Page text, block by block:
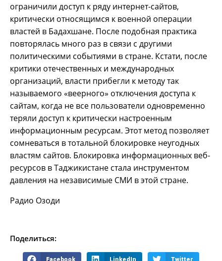
ограничили доступ к ряду интернет-сайтов,
критически относящимся к военной операции
властей в Бадахшане. После подобная практика
повторялась много раз в связи с другими
политическими событиями в стране. Кстати, после
критики отечественных и международных
организаций, власти прибегли к методу так
называемого «веерного» отключения доступа к
сайтам, когда не все пользователи одновременно
теряли доступ к критически настроенным
информационным ресурсам. Этот метод позволяет
сомневаться в тотальной блокировке неугодных
властям сайтов. Блокировка информационных веб-
ресурсов в Таджикистане стала инструментом
давления на независимые СМИ в этой стране.
Радио Озоди
Поделиться:
Facebook LinkedIn Twitter